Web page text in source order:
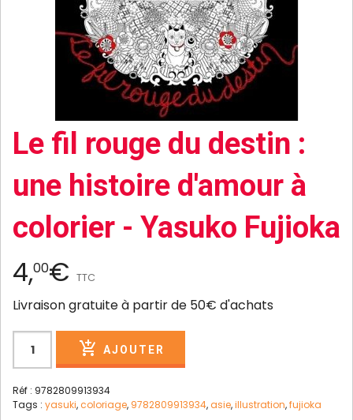
Le fil rouge du destin :
une histoire d'amour à
colorier - Yasuko Fujioka
4,00€ TTC
Livraison gratuite à partir de 50€ d'achats
AJOUTER
Réf : 9782809913934
Tags : yasuki,coloriage, 9782809913934,asie,illustration,fujioka